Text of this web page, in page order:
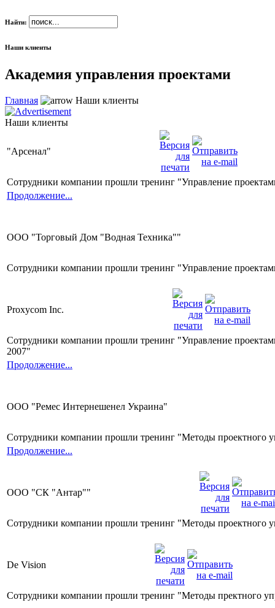
Найти:
Наши клиенты
Академия управления проектами
Главная Наши клиенты
Наши клиенты
"Арсенал"
Сотрудники компании прошли тренинг "Управление
Продолжение...
ООО "Торговый Дом "Водная Техника""
Сотрудники компании прошли тренинг "Управление
Proxycom Inc.
Сотрудники компании прошли тренинг "Управление
2007"
Продолжение...
ООО "Ремес Интернешенел Украина"
Сотрудники компании прошли тренинг "Методы проектного
Продолжение...
ООО "СК "Антар""
Сотрудники компании прошли тренинг "Методы проектного
De Vision
Сотрудники компании прошли тренинг "Методы пректного